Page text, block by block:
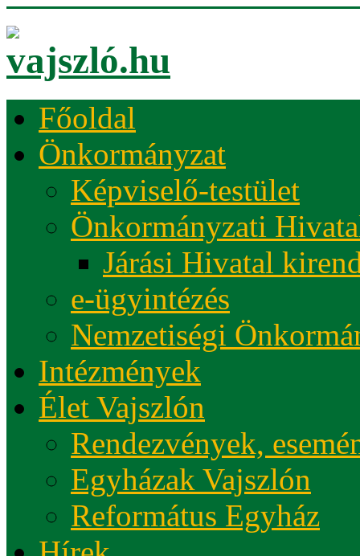
Főoldal
Önkormányzat
Képviselő-testület
Önkormányzati
Járási Hivatal
e-ügyintézés
Nemzetiségi
Intézmények
Élet Vajszlón
Rendezvények,
Egyházak Vajszlón
Református Egyház